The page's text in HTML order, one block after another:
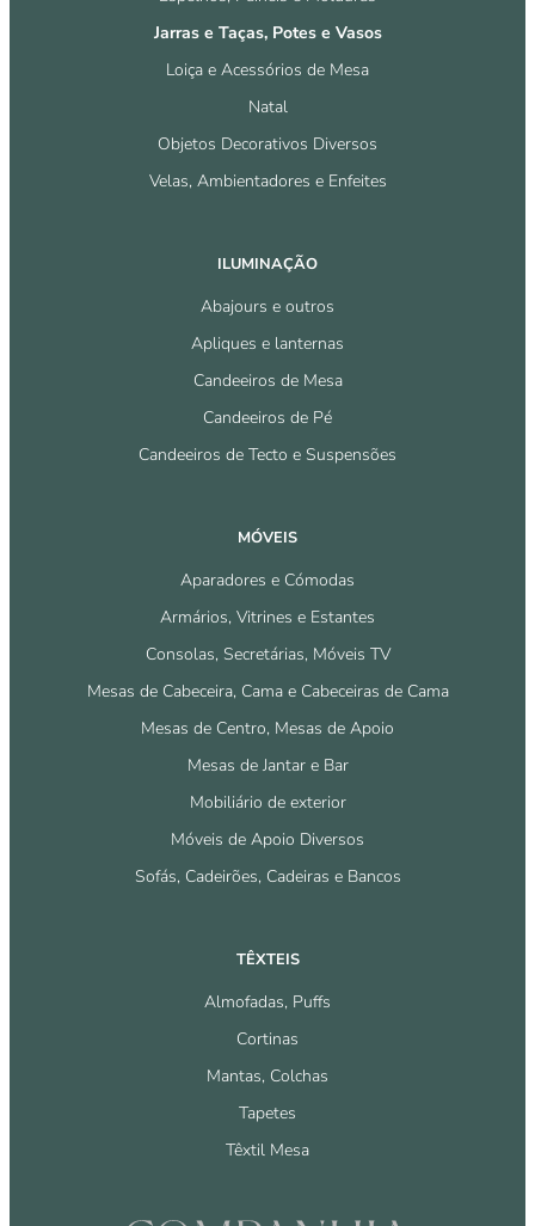
Jarras e Taças, Potes e Vasos
Loiça e Acessórios de Mesa
Natal
Objetos Decorativos Diversos
Velas, Ambientadores e Enfeites
ILUMINAÇÃO
Abajours e outros
Apliques e lanternas
Candeeiros de Mesa
Candeeiros de Pé
Candeeiros de Tecto e Suspensões
MÓVEIS
Aparadores e Cómodas
Armários, Vitrines e Estantes
Consolas, Secretárias, Móveis TV
Mesas de Cabeceira, Cama e Cabeceiras de Cama
Mesas de Centro, Mesas de Apoio
Mesas de Jantar e Bar
Mobiliário de exterior
Móveis de Apoio Diversos
Sofás, Cadeirões, Cadeiras e Bancos
TÊXTEIS
Almofadas, Puffs
Cortinas
Mantas, Colchas
Tapetes
Têxtil Mesa